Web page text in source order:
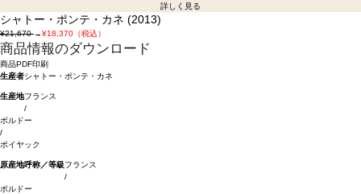
詳しく見る
シャトー・ポンテ・カネ (2013)
¥21,670→¥18,370（税込）
商品情報のダウンロード
商品PDF印刷
生産者シャトー・ポンテ・カネ
生産地フランス
/
ボルドー
/
ポイヤック
原産地呼称／等級フランス
/
ボルドー